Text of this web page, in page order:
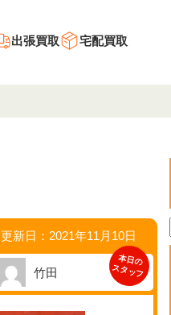
出張買取 宅配買取
更新日：2021年11月10日
本日の
スタッフ
竹田